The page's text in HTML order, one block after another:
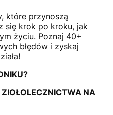
które przynoszą
się krok po kroku, jak
życiu. Poznaj 40+
błędów i zyskaj
NA